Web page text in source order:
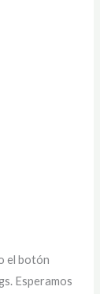
el botón
Esperamos